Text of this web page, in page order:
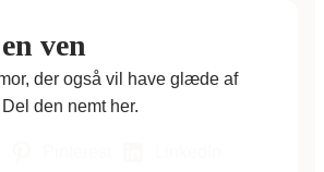
ven
der også vil have glæde af
den nemt her.